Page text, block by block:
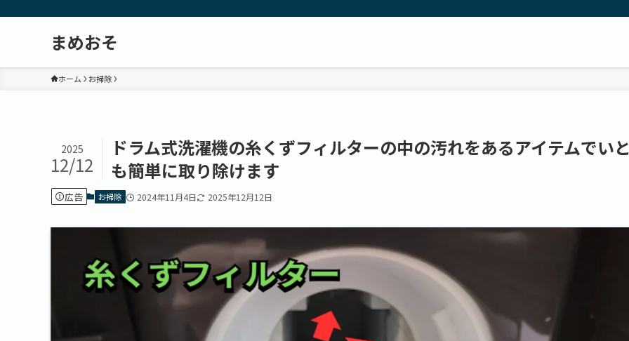
まめおそ
ホーム お掃除
ドラム式洗濯機の糸くずフィルターの中の汚れをあるアイテムでい
も簡単に取り除けます
2025
12/12
広告 お掃除 2024年11月4日 2025年12月12日